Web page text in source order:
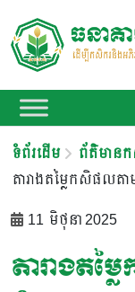
ទំព័រដើម ព័ត៌មានក
11 មិថុនា 2025
តារាងតម្